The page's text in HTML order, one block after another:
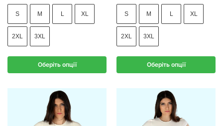
S M L XL
2XL 3XL
Оберіть опції
S M L XL
2XL 3XL
Оберіть опції